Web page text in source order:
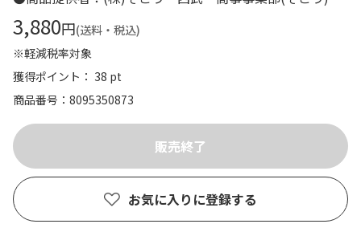
3,880円(送料・税込)
※軽減税率対象
獲得ポイント： 38 pt
商品番号
8095350873
お気に入りに登録する